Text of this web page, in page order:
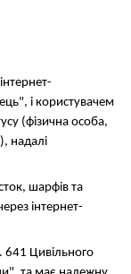
і користувачем
(фізична особа,
надалі
шарфів та
інтернет-
641 Цивільного